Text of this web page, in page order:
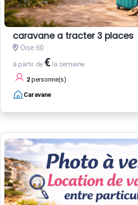
caravane a tracter 3 places
Oise 60
à partir de € la semaine
2 personne(s)
Caravane